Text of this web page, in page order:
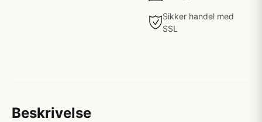
Sikker handel med
SSL
Beskrivelse